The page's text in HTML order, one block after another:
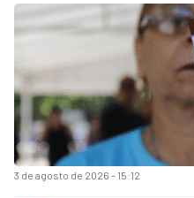
3 de agosto de 2026 - 15:12